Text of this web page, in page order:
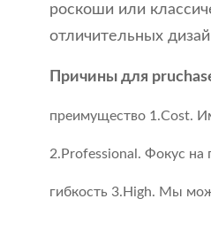
роскоши или
отличительных
Причины для
преимущество 1.Cost.
2.Professional. Фокус на
гибкость 3.High. Мы